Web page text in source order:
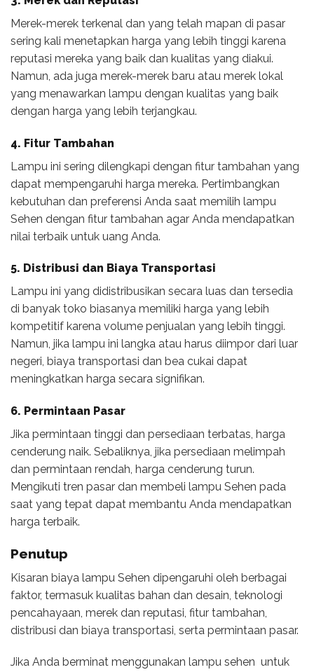
Merek-merek terkenal dan yang telah mapan di pasar
sering kali menetapkan harga yang lebih tinggi karena
reputasi mereka yang baik dan kualitas yang diakui.
Namun, ada juga merek-merek baru atau merek lokal
yang menawarkan lampu dengan kualitas yang baik
dengan harga yang lebih terjangkau.
4. Fitur Tambahan
Lampu ini sering dilengkapi dengan fitur tambahan yang
dapat mempengaruhi harga mereka. Pertimbangkan
kebutuhan dan preferensi Anda saat memilih lampu
Sehen dengan fitur tambahan agar Anda mendapatkan
nilai terbaik untuk uang Anda.
5. Distribusi dan Biaya Transportasi
Lampu ini yang didistribusikan secara luas dan tersedia
di banyak toko biasanya memiliki harga yang lebih
kompetitif karena volume penjualan yang lebih tinggi.
Namun, jika lampu ini langka atau harus diimpor dari luar
negeri, biaya transportasi dan bea cukai dapat
meningkatkan harga secara signifikan.
6. Permintaan Pasar
Jika permintaan tinggi dan persediaan terbatas, harga
cenderung naik. Sebaliknya, jika persediaan melimpah
dan permintaan rendah, harga cenderung turun.
Mengikuti tren pasar dan membeli lampu Sehen pada
saat yang tepat dapat membantu Anda mendapatkan
harga terbaik.
Penutup
Kisaran biaya lampu Sehen dipengaruhi oleh berbagai
faktor, termasuk kualitas bahan dan desain, teknologi
pencahayaan, merek dan reputasi, fitur tambahan,
distribusi dan biaya transportasi, serta permintaan pasar.
Jika Anda berminat menggunakan lampu sehen untuk